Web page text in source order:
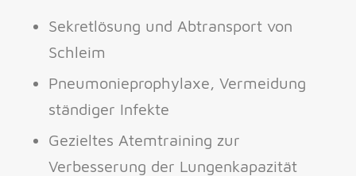
Sekretlösung und Abtransport von
Schleim
Pneumonieprophylaxe, Vermeidung
ständiger Infekte
Gezieltes Atemtraining zur
Verbesserung der Lungenkapazität